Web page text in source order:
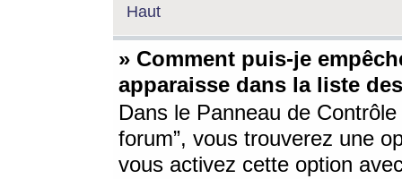
Haut
» Comment puis-je
apparaisse dans la liste
Dans le Panneau de
forum”, vous trouverez une
vous activez cette option